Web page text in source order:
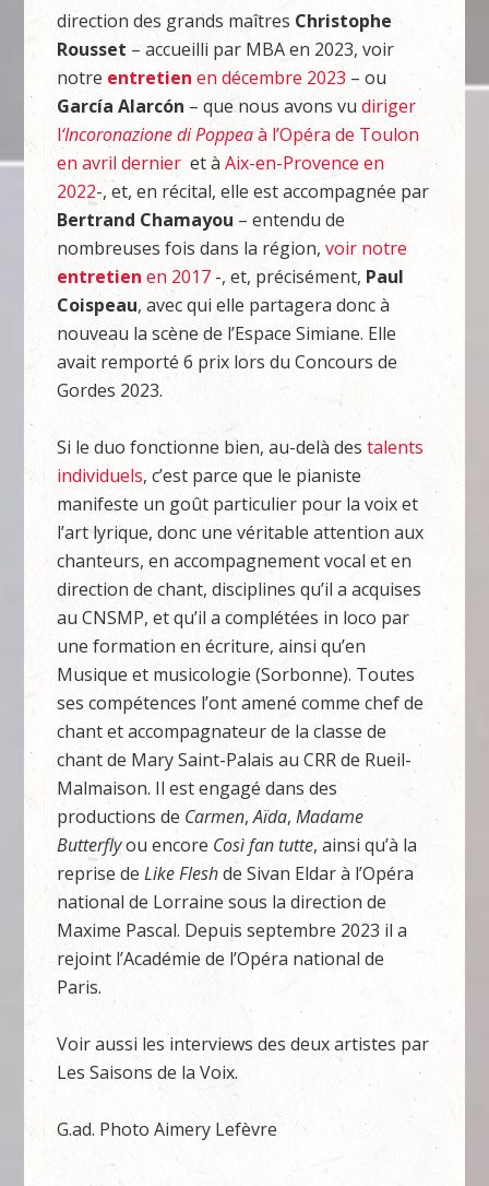
direction des grands maîtres Christophe
Rousset – accueilli par MBA en 2023, voir
notre entretien en décembre 2023 – ou
García Alarcón – que nous avons vudiriger
l‘Incoronazione di Poppeaà l’Opéra de Toulon
en avril dernier et àAix-en-Provence en
2022-, et, en récital, elle est accompagnée par
Bertrand Chamayou – entendu de
nombreuses fois dans la région,voir notre
entretien en 2017 -, et, précisément, Paul
Coispeau, avec qui elle partagera donc à
nouveau la scène de l’Espace Simiane. Elle
avait remporté 6 prix lors du Concours de
Gordes 2023.
Si le duo fonctionne bien, au-delà destalents
individuels, c’est parce que le pianiste
manifeste un goût particulier pour la voix et
l’art lyrique, donc une véritable attention aux
chanteurs, en accompagnement vocal et en
direction de chant, disciplines qu’il a acquises
au CNSMP, et qu’il a complétées in loco par
une formation en écriture, ainsi qu’en
Musique et musicologie (Sorbonne). Toutes
ses compétences l’ont amené comme chef de
chant et accompagnateur de la classe de
chant de Mary Saint-Palais au CRR de Rueil-
Malmaison. Il est engagé dans des
productions de Carmen,Aïda,Madame
Butterflyou encore Così fan tutte, ainsi qu’à la
reprise deLike Fleshde Sivan Eldar à l’Opéra
national de Lorraine sous la direction de
Maxime Pascal. Depuis septembre 2023 il a
rejoint l’Académie de l’Opéra national de
Paris.
Voir aussi les interviews des deux artistes par
Les Saisons de la Voix.
G.ad. Photo Aimery Lefèvre